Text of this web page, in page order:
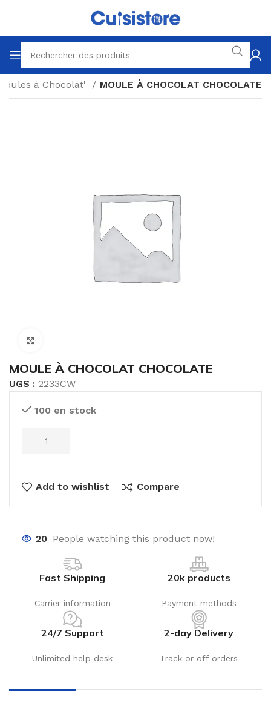
à Chocolat' MOULE À CHOCOLAT CHOCOLATE
MOULE À CHOCOLAT CHOCOLATE
UGS : 2233CW
100 en stock
Add to wishlist Compare
20 People watching this product now!
Fast Shipping
Carrier information
20k products
Payment methods
24/7 Support
Unlimited help desk
2-day Delivery
Track or off orders